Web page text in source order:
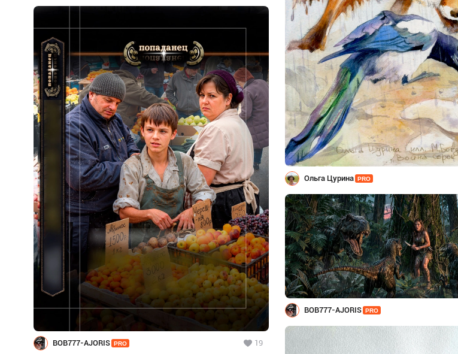
Ольга Цурина PRO
BOB777-AJORIS PRO 19
BOB777-AJORIS PRO